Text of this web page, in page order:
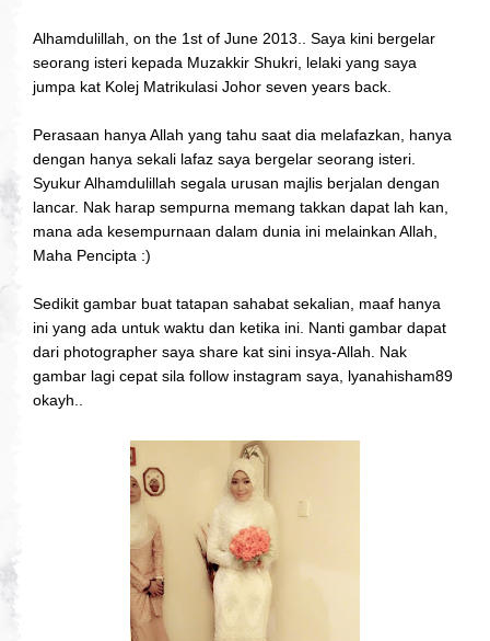
Alhamdulillah, on the 1st of June 2013.. Saya kini bergelar
seorang isteri kepada Muzakkir Shukri, lelaki yang saya
jumpa kat Kolej Matrikulasi Johor seven years back.
Perasaan hanya Allah yang tahu saat dia melafazkan, hanya
dengan hanya sekali lafaz saya bergelar seorang isteri.
Syukur Alhamdulillah segala urusan majlis berjalan dengan
lancar. Nak harap sempurna memang takkan dapat lah kan,
mana ada kesempurnaan dalam dunia ini melainkan Allah,
Maha Pencipta :)
Sedikit gambar buat tatapan sahabat sekalian, maaf hanya
ini yang ada untuk waktu dan ketika ini. Nanti gambar dapat
dari photographer saya share kat sini insya-Allah. Nak
gambar lagi cepat sila follow instagram saya, lyanahisham89
okayh..